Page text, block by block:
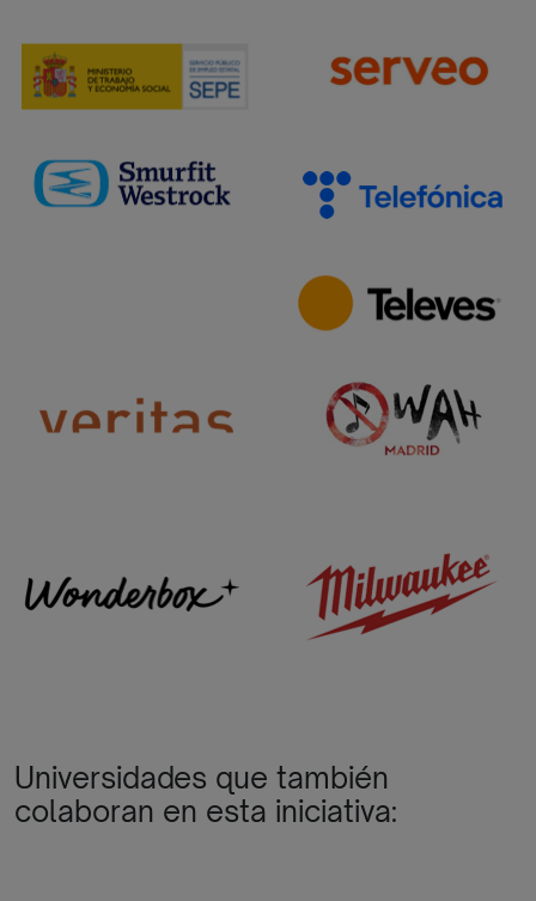
Universidades que también
colaboran en esta iniciativa: